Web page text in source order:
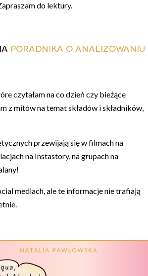
do lektury.
poradnika o analizowaniu
czytałam na co dzień czy bieżące
z mitów na temat składów i składników,
przewijają się w filmach na
na Instastory, na grupach na
mediach, ale te informacje nie trafiają